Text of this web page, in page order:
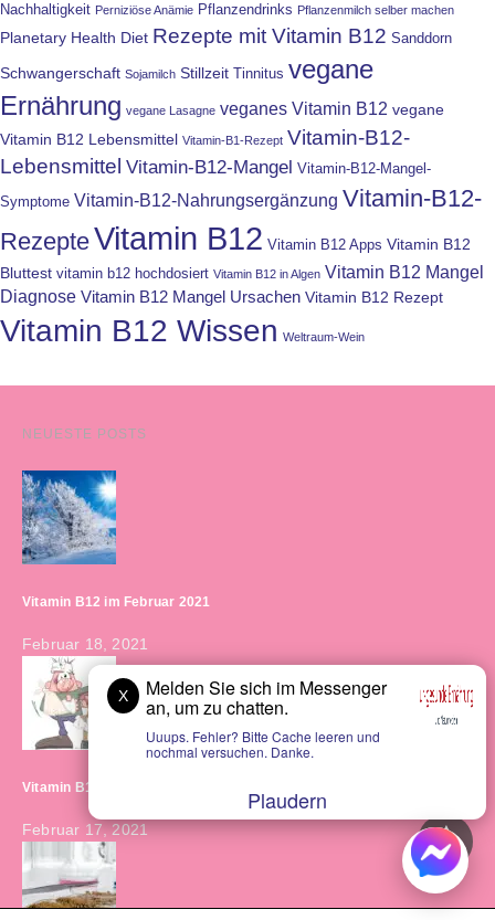
Melden Sie sich im Messenger
an, um zu chatten.
Uuups. Fehler? Bitte Cache leeren und
nochmal versuchen. Danke.
X
Plaudern
Nachhaltigkeit Perniziöse Anämie Pflanzendrinks Pflanzenmilch selber machen
Planetary Health Diet Rezepte mit Vitamin B12 Sanddorn
Schwangerschaft Sojamilch Stillzeit Tinnitus vegane
Ernährung vegane Lasagne veganes Vitamin B12 vegane
Vitamin B12 Lebensmittel Vitamin-B1-Rezept Vitamin-B12-
Lebensmittel Vitamin-B12-Mangel Vitamin-B12-Mangel-
Symptome Vitamin-B12-Nahrungsergänzung Vitamin-B12-
RezepteVitamin B12 Vitamin B12 Apps Vitamin B12
Bluttest vitamin b12 hochdosiert Vitamin B12 in Algen Vitamin B12 Mangel
Diagnose Vitamin B12 Mangel Ursachen Vitamin B12 Rezept
Vitamin B12 Wissen Weltraum-Wein
NEUESTE POSTS
Vitamin B12 im Februar 2021
Februar 18, 2021
Vitamin B12 bei Schmerzen?
Februar 17, 2021